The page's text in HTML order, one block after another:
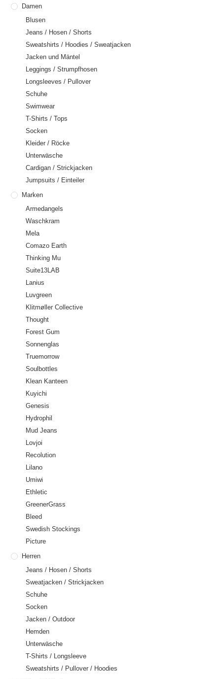
Damen
Blusen
Jeans / Hosen / Shorts
Sweatshirts / Hoodies / Sweatjacken
Jacken und Mäntel
Leggings / Strumpfhosen
Longsleeves / Pullover
Schuhe
Swimwear
T-Shirts / Tops
Socken
Kleider / Röcke
Unterwäsche
Cardigan / Strickjacken
Jumpsuits / Einteiler
Marken
Armedangels
Waschkram
Mela
Comazo Earth
Thinking Mu
Suite13LAB
Lanius
Luvgreen
Klitmøller Collective
Thought
Forest Gum
Sonnenglas
Truemorrow
Soulbottles
Klean Kanteen
Kuyichi
Genesis
Hydrophil
Mud Jeans
Lovjoi
Recolution
Lilano
Umiwi
Ethletic
GreenerGrass
Bleed
Swedish Stockings
Picture
Herren
Jeans / Hosen / Shorts
Sweatjacken / Strickjacken
Schuhe
Socken
Jacken / Outdoor
Hemden
Unterwäsche
T-Shirts / Longsleeve
Sweatshirts / Pullover / Hoodies